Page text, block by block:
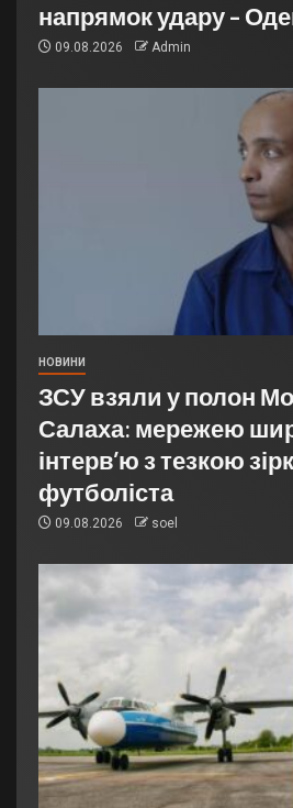
напрямок удару –
09.08.2026 Admin
НОВИНИ
ЗСУ взяли у полон
Салаха: мережею
інтерв’ю з тезкою
футболіста
09.08.2026 soel